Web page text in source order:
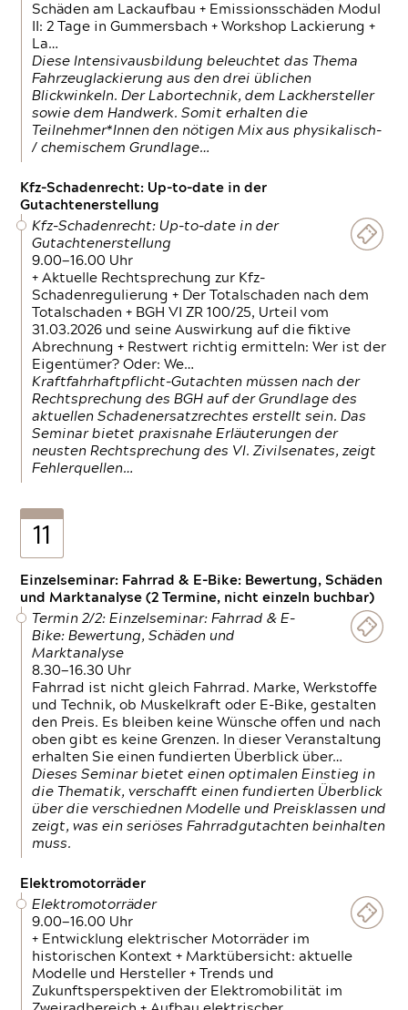
Schäden am Lackaufbau + Emissionsschäden Modul
II: 2 Tage in Gummersbach + Workshop Lackierung +
La…
Diese Intensivausbildung beleuchtet das Thema
Fahrzeuglackierung aus den drei üblichen
Blickwinkeln. Der Labortechnik, dem Lackhersteller
sowie dem Handwerk. Somit erhalten die
Teilnehmer*Innen den nötigen Mix aus physikalisch-
/ chemischem Grundlage…
Kfz-Schadenrecht: Up-to-date in der
Gutachtenerstellung
Kfz-Schadenrecht: Up-to-date in der
Gutachtenerstellung
9.00—16.00 Uhr
+ Aktuelle Rechtsprechung zur Kfz-
Schadenregulierung + Der Totalschaden nach dem
Totalschaden + BGH VI ZR 100/25, Urteil vom
31.03.2026 und seine Auswirkung auf die fiktive
Abrechnung + Restwert richtig ermitteln: Wer ist der
Eigentümer? Oder: We…
Kraftfahrhaftpflicht-Gutachten müssen nach der
Rechtsprechung des BGH auf der Grundlage des
aktuellen Schadenersatzrechtes erstellt sein. Das
Seminar bietet praxisnahe Erläuterungen der
neusten Rechtsprechung des VI. Zivilsenates, zeigt
Fehlerquellen…
11
Einzelseminar: Fahrrad & E-Bike: Bewertung, Schäden
und Marktanalyse (2 Termine, nicht einzeln buchbar)
Termin 2/2: Einzelseminar: Fahrrad & E-
Bike: Bewertung, Schäden und
Marktanalyse
8.30—16.30 Uhr
Fahrrad ist nicht gleich Fahrrad. Marke, Werkstoffe
und Technik, ob Muskelkraft oder E-Bike, gestalten
den Preis. Es bleiben keine Wünsche offen und nach
oben gibt es keine Grenzen. In dieser Veranstaltung
erhalten Sie einen fundierten Überblick über…
Dieses Seminar bietet einen optimalen Einstieg in
die Thematik, verschafft einen fundierten Überblick
über die verschiednen Modelle und Preisklassen und
zeigt, was ein seriöses Fahrradgutachten beinhalten
muss.
Elektromotorräder
Elektromotorräder
9.00—16.00 Uhr
+ Entwicklung elektrischer Motorräder im
historischen Kontext + Marktübersicht: aktuelle
Modelle und Hersteller + Trends und
Zukunftsperspektiven der Elektromobilität im